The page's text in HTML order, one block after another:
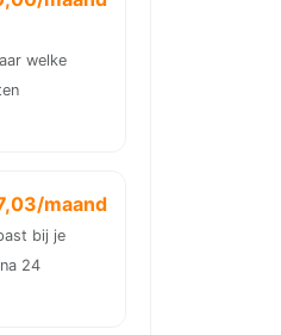
welke
maand
bij je
24